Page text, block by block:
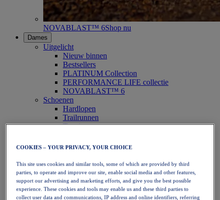
NOVABLAST™ 6Shop nu
Dames
Uitgelicht
Nieuw binnen
Bestsellers
PLATINUM Collection
PERFORMANCE LIFE collectie
NOVABLAST™ 6
Schoenen
Hardlopen
Trailrunnen
Tennis
Handbal
Netbal
SportStyle
Bovenkleding
Sport-bh's
Tanktops
COOKIES – YOUR PRIVACY, YOUR CHOICE
This site uses cookies and similar tools, some of which are provided by third
parties, to operate and improve our site, enable social media and other features,
support our advertising and marketing efforts, and give you the best possible
experience. These cookies and tools may enable us and these third parties to
collect user data and communications, IP address and online identifiers, referring